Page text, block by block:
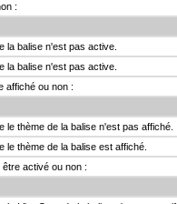
:
la balise n'est pas active.
la balise n'est pas active.
affiché ou non :
le thème de la balise n'est pas affiché.
le thème de la balise est affiché.
être activé ou non :